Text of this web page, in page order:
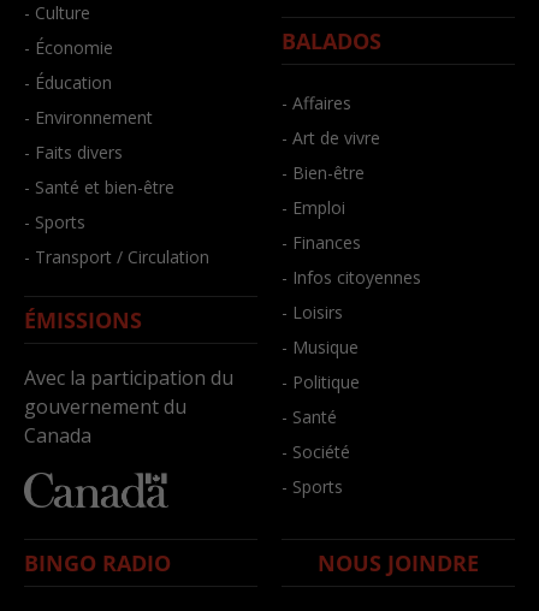
- Culture
- Économie
- Éducation
- Environnement
- Faits divers
- Santé et bien-être
- Sports
- Transport / Circulation
ÉMISSIONS
Avec la participation du
gouvernement du
Canada
BALADOS
- Affaires
- Art de vivre
- Bien-être
- Emploi
- Finances
- Infos citoyennes
- Loisirs
- Musique
- Politique
- Santé
- Société
- Sports
BINGO RADIO NOUS JOINDRE